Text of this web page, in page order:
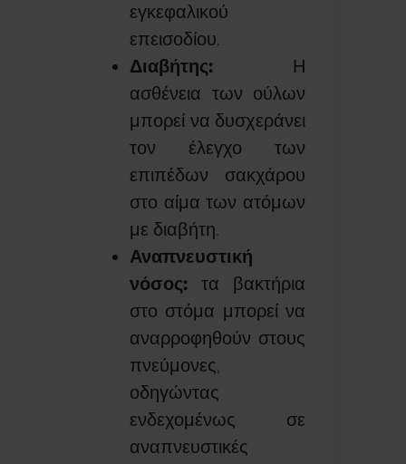
εγκεφαλικού
επεισοδίου.
Διαβήτης:Η
ασθένεια των ούλων
μπορεί να δυσχεράνει
τον έλεγχο των
επιπέδων σακχάρου
στο αίμα των ατόμων
με διαβήτη.
Αναπνευστική
νόσος:τα βακτήρια
στο στόμα μπορεί να
αναρροφηθούν στους
πνεύμονες,
οδηγώντας
ενδεχομένως σε
αναπνευστικές